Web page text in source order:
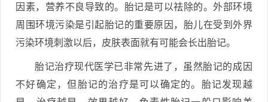
因素，营养不良导致的。胎记是可以祛除的。外部环境
周围环境污染是引起胎记的重要原因，胎儿在受到外界
污染环境刺激以后，皮肤表面就有可能会长出胎记。
胎记治疗现代医学已非常先进了，虽然胎记的成因
不好确定，但胎记的治疗是可以确定的。胎记发现越